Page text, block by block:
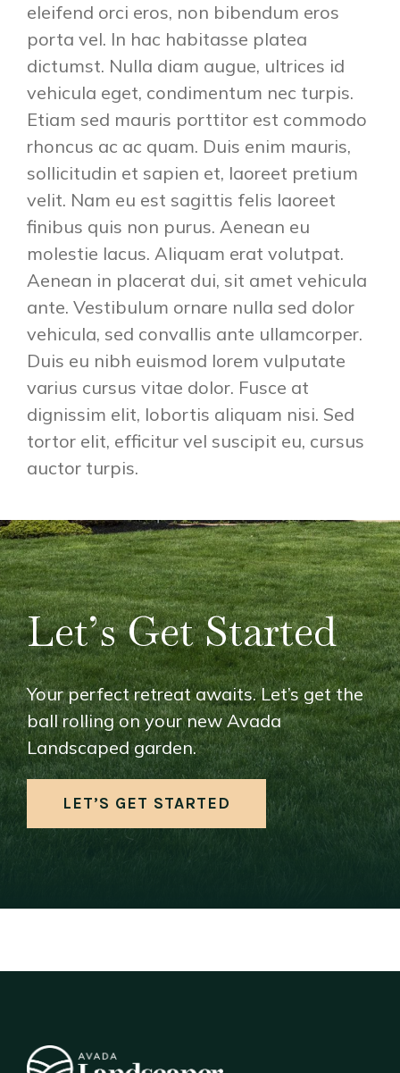
eleifend orci eros, non bibendum eros
porta vel. In hac habitasse platea
dictumst. Nulla diam augue, ultrices id
vehicula eget, condimentum nec turpis.
Etiam sed mauris porttitor est commodo
rhoncus ac ac quam. Duis enim mauris,
sollicitudin et sapien et, laoreet pretium
velit. Nam eu est sagittis felis laoreet
finibus quis non purus. Aenean eu
molestie lacus. Aliquam erat volutpat.
Aenean in placerat dui, sit amet vehicula
ante. Vestibulum ornare nulla sed dolor
vehicula, sed convallis ante ullamcorper.
Duis eu nibh euismod lorem vulputate
varius cursus vitae dolor. Fusce at
dignissim elit, lobortis aliquam nisi. Sed
tortor elit, efficitur vel suscipit eu, cursus
auctor turpis.
Let’s Get Started
Your perfect retreat awaits. Let’s get the
ball rolling on your new Avada
Landscaped garden.
LET’S GET STARTED